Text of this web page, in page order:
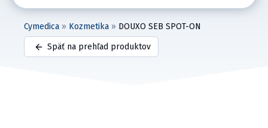
Cymedica » Kozmetika » DOUXO SEB SPOT-ON
Späť na prehľad produktov